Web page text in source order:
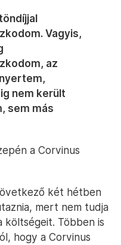
Vagyis,
az
nem került
sem más
a Corvinus
két hétben
mert nem tudja
költségeit. Többen is
hogy a Corvinus